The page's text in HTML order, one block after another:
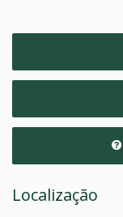
Localização